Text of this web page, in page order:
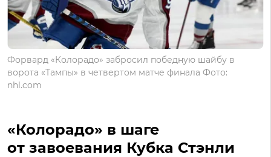
Форвард «Колорадо» забросил победную шайбу в
ворота «Тампы» в четвертом матче финала Фото:
nhl.com
«Колорадо» в шаге
от завоевания Кубка Стэнли